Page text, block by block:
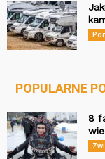
POPULARNE
8